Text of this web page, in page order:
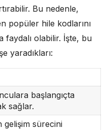
Bu nedenle,
popüler hile kodlarını
olabilir. İşte, bu
yaradıkları:
başlangıçta
sağlar.
gelişim sürecini